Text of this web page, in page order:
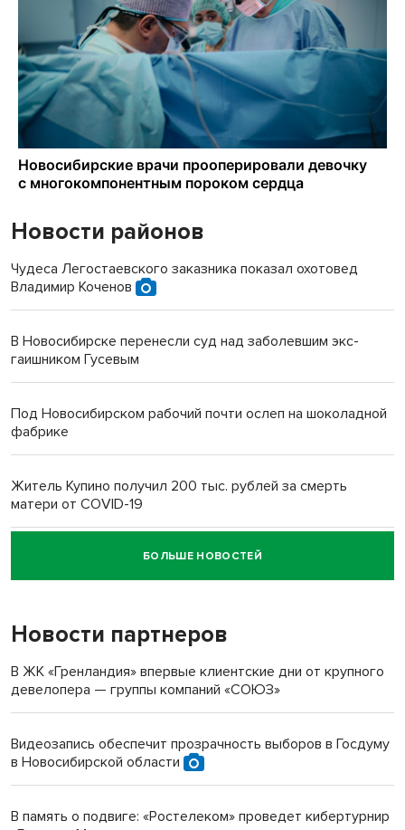
Новости районов
Чудеса Легостаевского заказника показал охотовед
Владимир Коченов
В Новосибирске перенесли суд над заболевшим экс-
гаишником Гусевым
Под Новосибирском рабочий почти ослеп на шоколадной
фабрике
Житель Купино получил 200 тыс. рублей за смерть
матери от COVID-19
Новосибирский суд наказал водителя за смерть
пенсионерки на вокзале
БОЛЬШЕ НОВОСТЕЙ
Новости партнеров
В ЖК «Гренландия» впервые клиентские дни от крупного
девелопера — группы компаний «СОЮЗ»
Видеозапись обеспечит прозрачность выборов в Госдуму
в Новосибирской области
В память о подвиге: «Ростелеком» проведет кибертурнир